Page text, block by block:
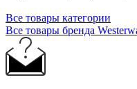
Все товары категории
Все товары бренда